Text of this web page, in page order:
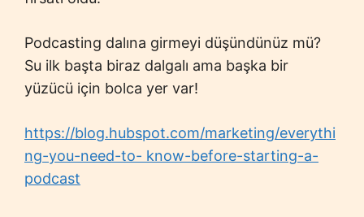
Podcasting dalına girmeyi düşündünüz mü?
Su ilk başta biraz dalgalı ama başka bir
yüzücü için bolca yer var!
https://blog.hubspot.com/marketing/everythi
ng-you-need-to- know-before-starting-a-
podcast